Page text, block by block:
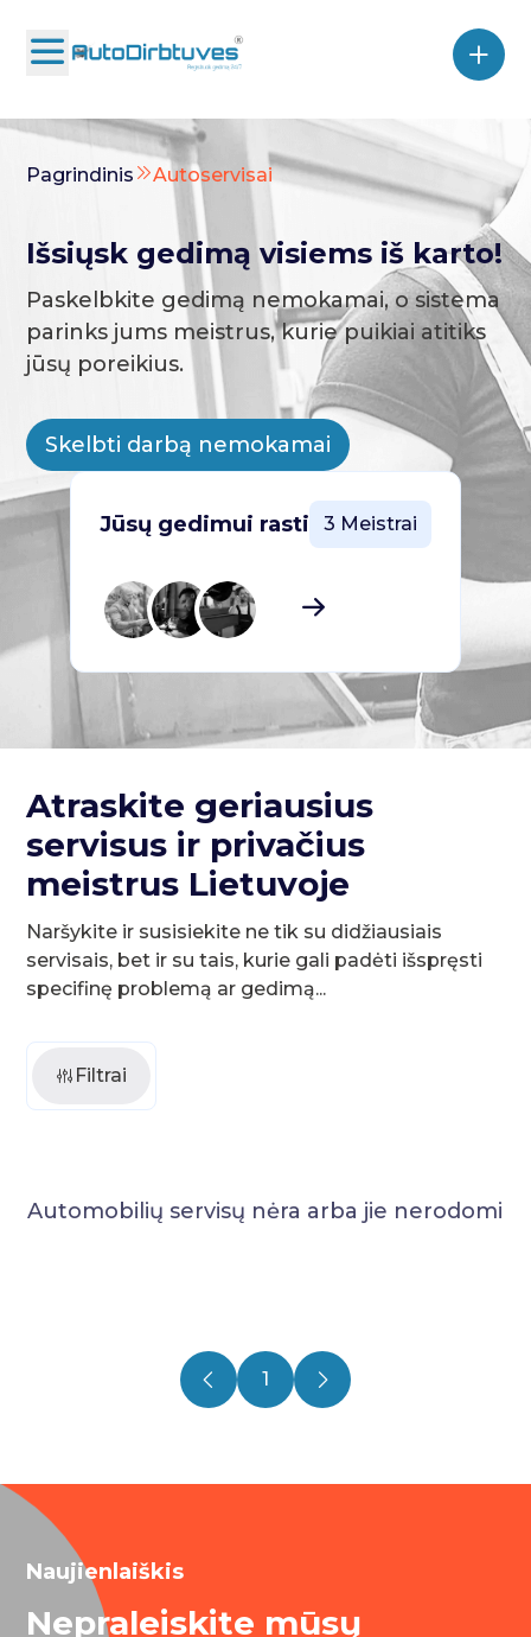
Pagrindinis Autoservisai
Išsiųsk gedimą visiems iš karto!
Paskelbkite gedimą nemokamai, o sistema
parinks jums meistrus, kurie puikiai atitiks
jūsų poreikius.
Skelbti darbą nemokamai
Jūsų gedimui rasti 3 Meistrai
Atraskite geriausius
servisus ir privačius
meistrus Lietuvoje
Naršykite ir susisiekite ne tik su didžiausiais
servisais, bet ir su tais, kurie gali padėti išspręsti
specifinę problemą ar gedimą...
Filtrai
Automobilių servisų nėra arba jie nerodomi
1
Naujienlaiškis
Nepraleiskite mūsų